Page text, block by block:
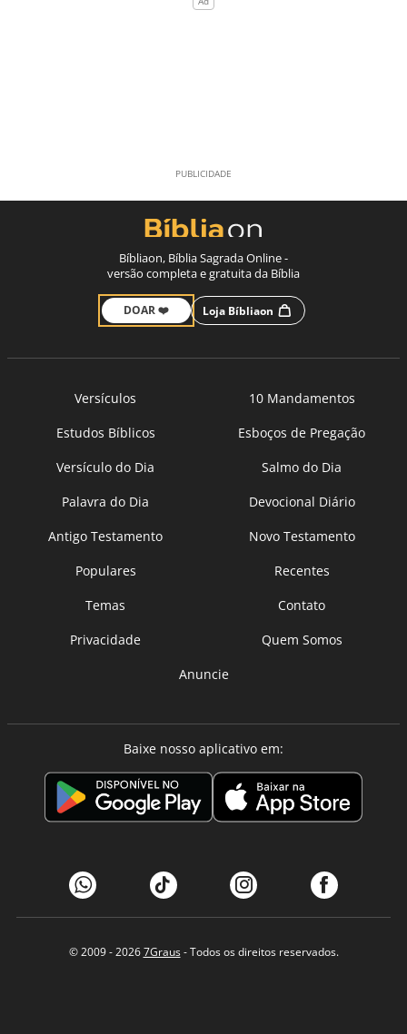
Bíbliaon, Bíblia Sagrada Online -
versão completa e gratuita da Bíblia
DOAR ❤️ Loja Bíbliaon
Versículos
10 Mandamentos
Estudos Bíblicos
Esboços de Pregação
Versículo do Dia
Salmo do Dia
Palavra do Dia
Devocional Diário
Antigo Testamento
Novo Testamento
Populares
Recentes
Temas
Contato
Privacidade
Quem Somos
Anuncie
Baixe nosso aplicativo em:
© 2009 - 20267Graus- Todos os direitos reservados.